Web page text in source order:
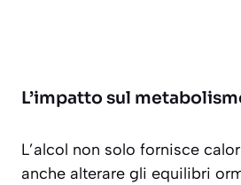
L’impatto sul
L’alcol non solo fornisce
anche alterare gli equilibri